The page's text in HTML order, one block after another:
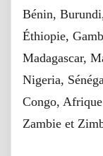
Bénin,
Éthiopie,
Madagascar,
Nigeria,
Congo,
Zambie et